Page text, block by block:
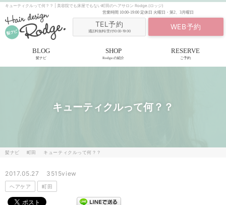
キューティクルって何？？ | 美容院でも床屋でもない町田のヘアサロン Rodge.(ロッジ)
営業時間 10:00-19:00定休日 火曜日・第2、3月曜日
TEL予約
通話料無料/受付10:00-19:00
WEB予約
BLOG
髪ナビ
SHOP
Rodge.の紹介
RESERVE
ご予約
キューティクルって何？？
髪ナビ 町田 キューティクルって何？？
2017.05.27 3515view
ヘアケア 町田